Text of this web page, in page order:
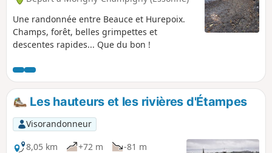
Une randonnée entre Beauce et Hurepoix.
Champs, forêt, belles grimpettes et
descentes rapides... Que du bon !
Les hauteurs et les rivières d'Étampes
Visorandonneur
8,05 km
+72 m
-81 m